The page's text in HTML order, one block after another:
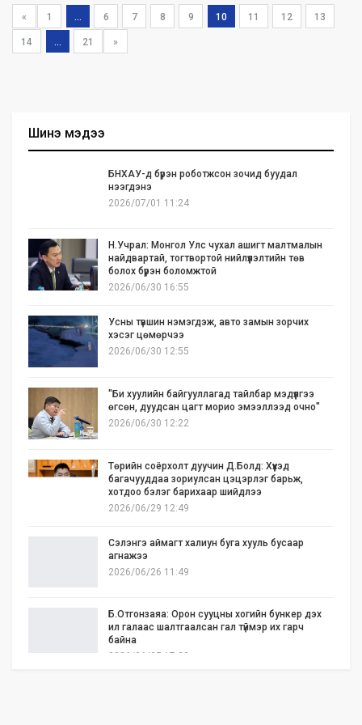
« 1 ... 6 7 8 9 10 11 12 13
14 ... 21 »
Шинэ мэдээ
БНХАУ-д бүрэн роботжсон зочид буудал
нээгдэнэ
2026/07/01 11:24
Н.Учрал: Монгол Улс чухал ашигт малтмалын
найдвартай, тогтвортой нийлүүлэлтийн төв
болох бүрэн боломжтой
2026/06/30 16:55
Усны түвшин нэмэгдэж, авто замын зорчих
хэсэг цөмөрчээ
2026/06/30 12:55
"Би хуулийн байгууллагад тайлбар мэдүүлгээ
өгсөн, дуудсан цагт морио эмээллээд очно"
2026/06/30 12:22
Төрийн соёрхолт дуучин Д.Болд: Хүүхэд
багачууддаа зориулсан цэцэрлэг барьж,
хотдоо бэлэг барихаар шийдлээ
2026/06/29 12:49
Сэлэнгэ аймагт халиун буга хууль бусаар
агнажээ
2026/06/26 11:49
Б.Отгонзаяа: Орон сууцны хогийн бункер дэх
ил галаас шалтгаалсан гал түймэр их гарч
байна
2026/06/25 17:02